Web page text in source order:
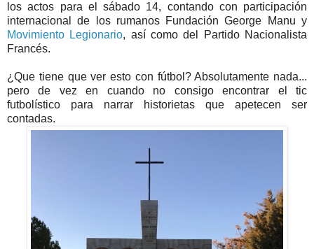
los actos para el sábado 14, contando con participación
internacional de los rumanos Fundación George Manu y
Movimiento Legionario, así como del Partido Nacionalista
Francés.
¿Que tiene que ver esto con fútbol? Absolutamente nada...
pero de vez en cuando no consigo encontrar el tic
futbolístico para narrar historietas que apetecen ser
contadas.